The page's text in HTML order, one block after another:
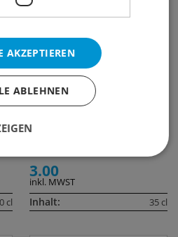
cl
Dr. Pepper Cream
3.00
inkl. MWST
Inhalt: 35 cl
AKZEPTIEREN
ABLEHNEN